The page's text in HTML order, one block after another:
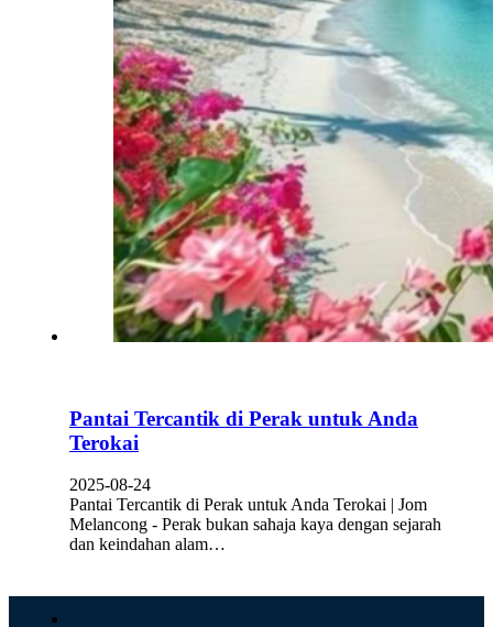
Pantai Tercantik di Perak untuk Anda
Terokai
2025-08-24
Pantai Tercantik di Perak untuk Anda Terokai | Jom
Melancong - Perak bukan sahaja kaya dengan sejarah
dan keindahan alam…